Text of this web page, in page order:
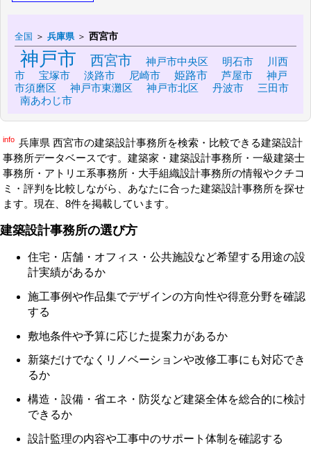
全国 ＞ 兵庫県＞ 西宮市
神戸市 西宮市 神戸市中央区 明石市
川西
市
宝塚市 淡路市 尼崎市 姫路市 芦屋市
神戸
市須磨区
神戸市東灘区 神戸市北区 丹波市
三田市
南あわじ市
info 兵庫県 西宮市の建築設計事務所を検索・比較できる建築設計
事務所データベースです。建築家・建築設計事務所・一級建築士
事務所・アトリエ系事務所・大手組織設計事務所の情報やクチコ
ミ・評判を比較しながら、あなたに合った建築設計事務所を探せ
ます。現在、8件を掲載しています。
建築設計事務所の選び方
住宅・店舗・オフィス・公共施設など希望する用途の設
計実績があるか
施工事例や作品集でデザインの方向性や得意分野を確認
する
敷地条件や予算に応じた提案力があるか
新築だけでなくリノベーションや改修工事にも対応でき
るか
構造・設備・省エネ・防災など建築全体を総合的に検討
できるか
設計監理の内容や工事中のサポート体制を確認する